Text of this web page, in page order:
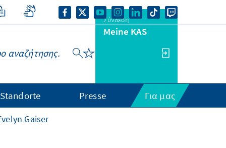
Σύνδεση
Meine KAS
Standorte Presse Για μας
Gaiser